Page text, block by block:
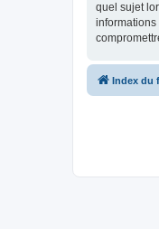
quel sujet
informations
Index du